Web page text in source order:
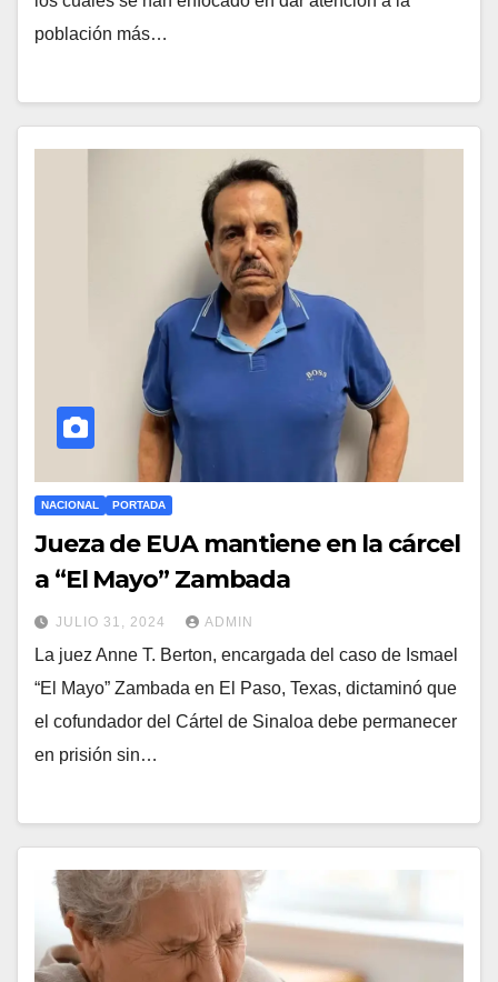
población más…
NACIONAL PORTADA
Jueza de EUA mantiene en la cárcel
a “El Mayo” Zambada
JULIO 31, 2024 ADMIN
La juez Anne T. Berton, encargada del caso de Ismael
“El Mayo” Zambada en El Paso, Texas, dictaminó que
el cofundador del Cártel de Sinaloa debe permanecer
en prisión sin…